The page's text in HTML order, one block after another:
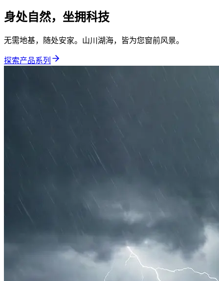
身处自然，坐拥科技
无需地基，随处安家。山川湖海，皆为您窗前风景。
探索产品系列